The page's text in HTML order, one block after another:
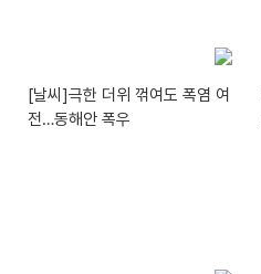
[날씨]극한 더위 꺾여도 폭염 여
전…동해안 폭우